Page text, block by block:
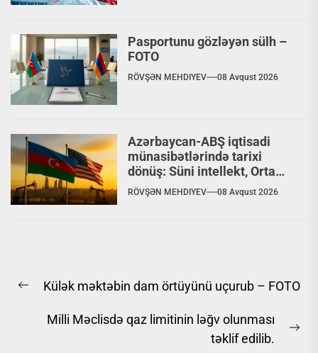
Pasportunu gözləyən sülh –
FOTO
RÖVŞƏN MEHDIYEV 08 Avqust 2026
Azərbaycan-ABŞ iqtisadi
münasibətlərində tarixi
dönüş: Süni intellekt, Orta
Dəhliz və nəhəng
investisiyalar
RÖVŞƏN MEHDIYEV 08 Avqust 2026
naviqasiyası
Previous
Külək məktəbin dam örtüyünü uçurub – FOTO
Milli Məclisdə qaz limitinin ləğv olunması
təklif edilib.